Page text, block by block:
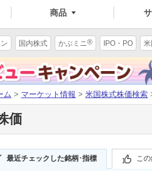
商品
国内株式 かぶミニ® IPO・PO
ム > マーケット情報 > 米国株式株価検索
価
最近チェックした銘柄･指標 こ